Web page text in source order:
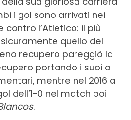
i gol sono arrivati nei
contro l’Atletico: il più
quello del
recupero pareggiò la
portando i suoi a
mentre nel 2016 a
dell’1-0 nel match poi
.